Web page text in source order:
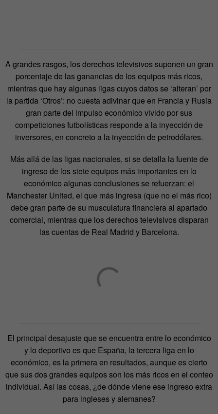
A grandes rasgos, los derechos televisivos suponen un gran
porcentaje de las ganancias de los equipos más ricos,
mientras que hay algunas ligas cuyos datos se ‘alteran’ por
la partida ‘Otros’: no cuesta adivinar que en Francia y Rusia
gran parte del impulso económico vivido por sus
competiciones futbolísticas responde a la inyección de
inversores, en concreto a la inyección de petrodólares.
Más allá de las ligas nacionales, si se detalla la fuente de
ingreso de los siete equipos más importantes en lo
económico algunas conclusiones se refuerzan: el
Manchester United, el que más ingresa (que no el más rico)
debe gran parte de su musculatura financiera al apartado
comercial, mientras que los derechos televisivos disparan
las cuentas de Real Madrid y Barcelona.
El principal desajuste que se encuentra entre lo económico
y lo deportivo es que España, la tercera liga en lo
económico, es la primera en resultados, aunque es cierto
que sus dos grandes equipos son los más ricos en el conteo
individual. Así las cosas, ¿de dónde viene ese ingreso extra
para ingleses y alemanes?